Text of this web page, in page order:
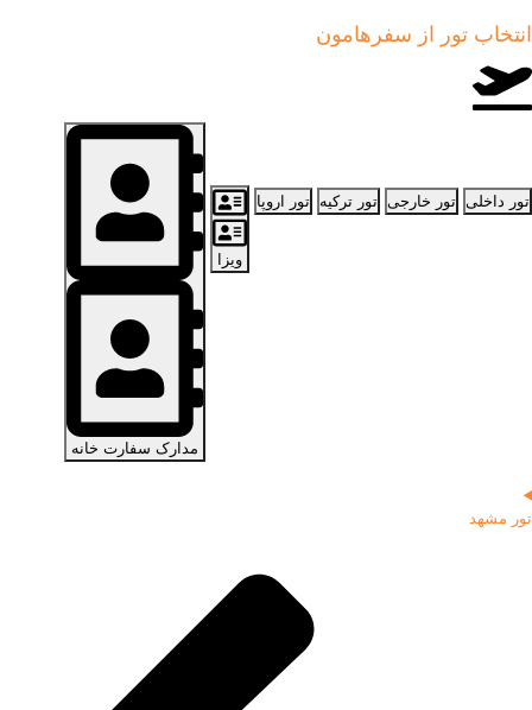
انتخاب تور از سفرهامون
تور داخلی تور خارجی تور ترکیه تور اروپا
ویزا
مدارک سفارت خانه
تور مشهد